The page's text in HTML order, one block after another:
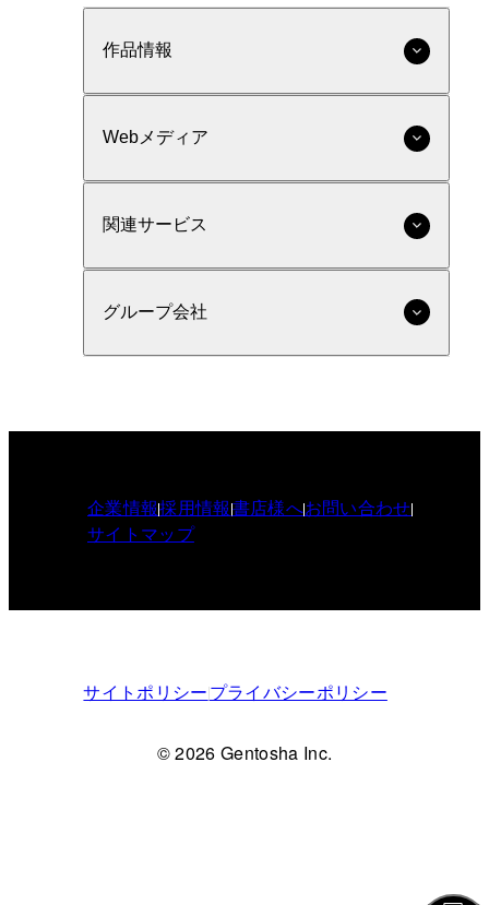
作品情報
Webメディア
関連サービス
グループ会社
企業情報採用情報書店様へお問い合わせ
サイトマップ
サイトポリシープライバシーポリシー
© 2026 Gentosha Inc.